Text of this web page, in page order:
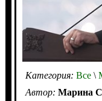
Категория: Все\
Автор: Марина